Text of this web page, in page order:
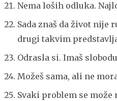
Nema loših odluka.
Sada znaš da život nije
drugi takvim
Odrasla si. Imaš
Možeš sama, ali ne
Svaki problem se